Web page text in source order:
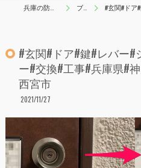
兵庫の防犯はすむーず ブログ #玄関#ドア#鍵#レバー
#玄関#ドア#鍵#レバー
ー#交換#工事#兵庫県#
西宮市
2021/11/27